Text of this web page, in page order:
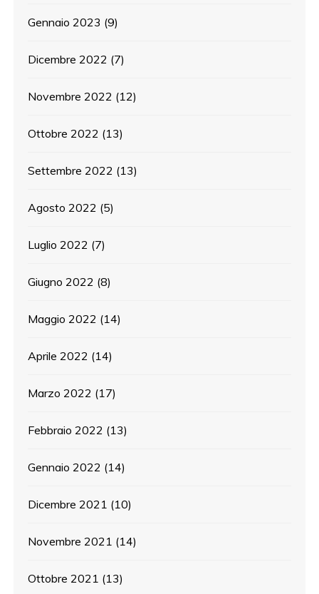
Gennaio 2023 (9)
Dicembre 2022 (7)
Novembre 2022 (12)
Ottobre 2022 (13)
Settembre 2022 (13)
Agosto 2022 (5)
Luglio 2022 (7)
Giugno 2022 (8)
Maggio 2022 (14)
Aprile 2022 (14)
Marzo 2022 (17)
Febbraio 2022 (13)
Gennaio 2022 (14)
Dicembre 2021 (10)
Novembre 2021 (14)
Ottobre 2021 (13)